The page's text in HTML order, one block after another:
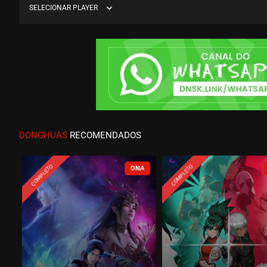
SELECIONAR PLAYER expand_more
DONGHUAS RECOMENDADOS
COMPLETO COMPLETO